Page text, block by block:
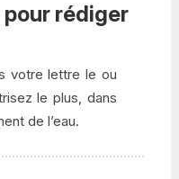
rédiger
votre lettre le ou
le plus, dans
de l’eau.